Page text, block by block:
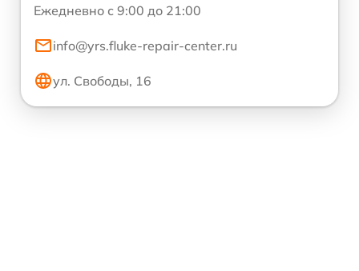
Ежедневно с 9:00 до 21:00
info@yrs.fluke-repair-center.ru
ул. Свободы, 16